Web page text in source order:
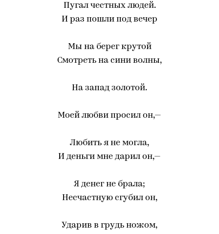
Пугал честных людей.
И раз пошли под вечер
Мы на берег крутой
Смотреть на сини волны,
На запад золотой.
Моей любви просил он,—
Любить я не могла,
И деньги мне дарил он,—
Я денег не брала;
Несчастную сгубил он,
Ударив в грудь ножом,